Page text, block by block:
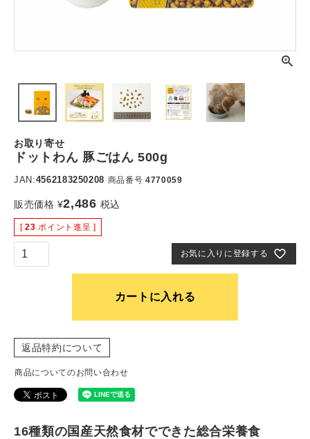
お取り寄せ
ドットわん 豚ごはん 500g
JAN:4562183250208 商品番号 4770059
販売価格 ¥2,486 税込
[ 23 ポイント進呈 ]
お気に入りに登録する
カートに入れる
返品特約について
商品についてのお問い合わせ
16種類の国産天然食材でできた総合栄養食